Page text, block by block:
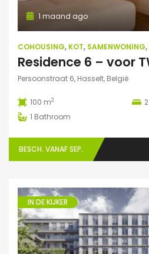
1 maand ago
COHOUSING, KOT, SAMENWONING,
Persoonstraat 6, Hasselt, België
100 m2 2
1 Bathroom
BESCH. VANAF SEP.
IN DE KIJKER